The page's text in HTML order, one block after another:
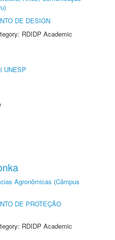
DE DESIGN
RDIDP Academic
UNESP
Agronômicas (Câmpus
DE PROTEÇÃO
RDIDP Academic